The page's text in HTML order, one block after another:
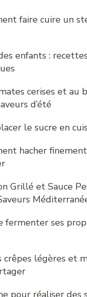
faire cuire un
enfants :
cerises et au
d’été
le sucre en
hacher
Grillé et Sauce
fermenter ses
crêpes légères et